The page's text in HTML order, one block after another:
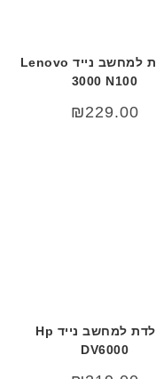
מקלדת למחשב נייד Lenovo
3000 N100
₪229.00
מקלדת למחשב נייד Hp
DV6000